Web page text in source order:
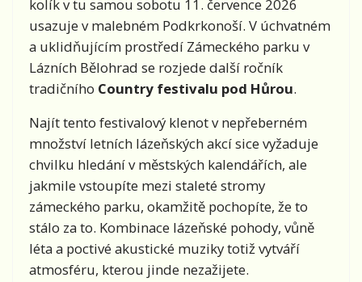
kolík v tu samou sobotu 11. července 2026
usazuje v malebném Podkrkonoší. V úchvatném
a uklidňujícím prostředí Zámeckého parku v
Lázních Bělohrad se rozjede další ročník
tradičního Country festivalu pod Hůrou.
Najít tento festivalový klenot v nepřeberném
množství letních lázeňských akcí sice vyžaduje
chvilku hledání v městských kalendářích, ale
jakmile vstoupíte mezi staleté stromy
zámeckého parku, okamžitě pochopíte, že to
stálo za to. Kombinace lázeňské pohody, vůně
léta a poctivé akustické muziky totiž vytváří
atmosféru, kterou jinde nezažijete.